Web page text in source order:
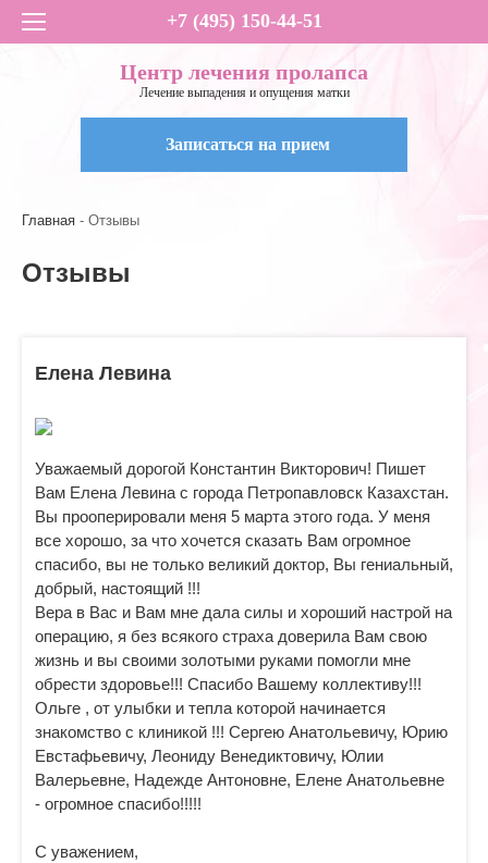
Центр лечения пролапса
Лечение выпадения и опущения матки
Записаться на прием
+7 (495) 150-44-51
Главная Отзывы
Отзывы
Елена Левина
Уважаемый дорогой Константин Викторович! Пишет
Вам Елена Левина с города Петропавловск Казахстан.
Вы прооперировали меня 5 марта этого года. У меня
все хорошо, за что хочется сказать Вам огромное
спасибо, вы не только великий доктор, Вы гениальный,
добрый, настоящий !!!
Вера в Вас и Вам мне дала силы и хороший настрой на
операцию, я без всякого страха доверила Вам свою
жизнь и вы своими золотыми руками помогли мне
обрести здоровье!!! Спасибо Вашему коллективу!!!
Ольге , от улыбки и тепла которой начинается
знакомство с клиникой !!! Сергею Анатольевичу, Юрию
Евстафьевичу, Леониду Венедиктовичу, Юлии
Валерьевне, Надежде Антоновне, Елене Анатольевне
- огромное спасибо!!!!!
C уважением,